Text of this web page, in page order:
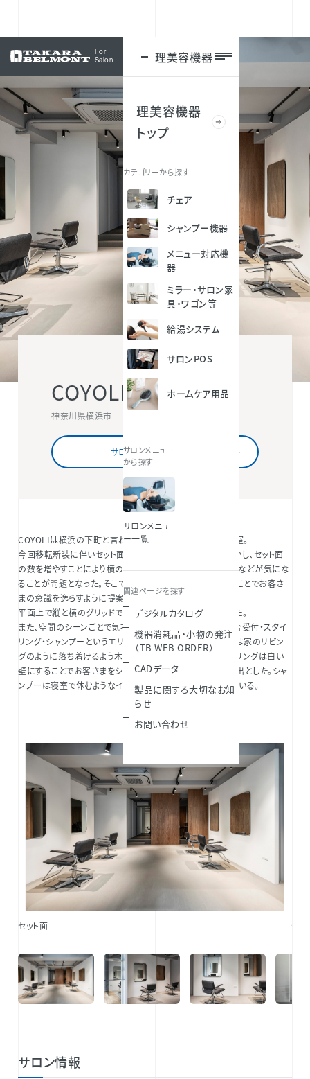
For
Salon
理美容機器
理美容機器
トップ
カテゴリーから探す
チェア
シャンプー機器
メニュー対応機
器
ミラー・サロン家
具・ワゴン等
給湯システム
サロンPOS
ホームケア用品
サロンメニュー
から探す
サロンメニュ
ー一覧
関連ページを探す
デジタルカタログ
機器消耗品・小物の発注
（TB WEB ORDER）
CADデータ
製品に関する大切なお知
らせ
お問い合わせ
ログイン
COYOLI
神奈川県横浜市
サロン情報を詳しくみる
COYOLIは横浜の下町と言われる地域に根付いている美容室。
今回移転新装に伴いセット面を増やしたい思いがあった。しかし、セット面
の数を増やすことにより横の人の存在や待合・外からの目線などが気にな
ることが問題となった。そこでセット面の奥行きを隣とズラすことでお客さ
まの意識を逸らすように提案。
平面上で縦と横のグリッドで壁を建てることで意識を逸らした。
また、空間のシーンごとで気持ちの変化をもたらすように待合受付・スタイ
リング・シャンプーというエリアで床や壁を切り替えた。待合は家のリビン
グのように落ち着けるよう木目の床と自然光で表現。スタイリングは白い
壁にすることでお客さまをショーの主役として引き立てる演出とした。シャ
ンプーは寝室で休むようなイメージで木目の壁を使い整えている。
セット面 セッ
サロン情報